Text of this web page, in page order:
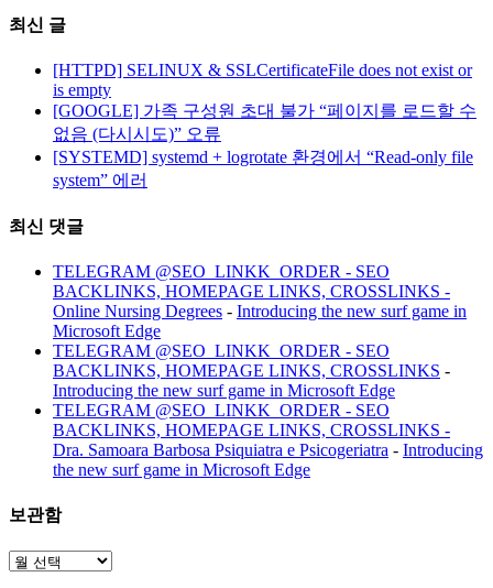
최신 글
[HTTPD] SELINUX & SSLCertificateFile does not exist or
is empty
[GOOGLE] 가족 구성원 초대 불가 “페이지를 로드할 수
없음 (다시시도)” 오류
[SYSTEMD] systemd + logrotate 환경에서 “Read-only file
system” 에러
최신 댓글
TELEGRAM @SEO_LINKK_ORDER - SEO
BACKLINKS, HOMEPAGE LINKS, CROSSLINKS -
Online Nursing Degrees - Introducing the new surf game in
Microsoft Edge
TELEGRAM @SEO_LINKK_ORDER - SEO
BACKLINKS, HOMEPAGE LINKS, CROSSLINKS -
Introducing the new surf game in Microsoft Edge
TELEGRAM @SEO_LINKK_ORDER - SEO
BACKLINKS, HOMEPAGE LINKS, CROSSLINKS -
Dra. Samoara Barbosa Psiquiatra e Psicogeriatra - Introducing
the new surf game in Microsoft Edge
보관함
보